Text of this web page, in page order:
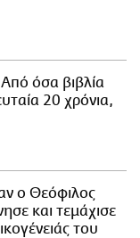
όσα βιβλία
20 χρόνια,
ο Θεόφιλος
και τεμάχισε
του